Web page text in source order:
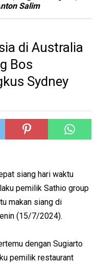
Salim
di Australia
Bos
Sydney
siang hari waktu
pemilik Sathio group
makan siang di
(15/7/2024).
dengan Sugiarto
pemilik restaurant